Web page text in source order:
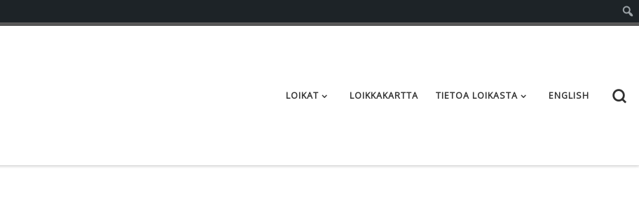
LOIKAT LOIKKAKARTTA TIETOA LOIKASTA ENGLISH